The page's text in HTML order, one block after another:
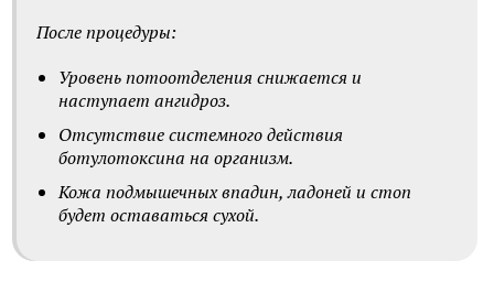
После процедуры:
Уровень потоотделения снижается и
наступает ангидроз.
Отсутствие системного действия
ботулотоксина на организм.
Кожа подмышечных впадин, ладоней и стоп
будет оставаться сухой.